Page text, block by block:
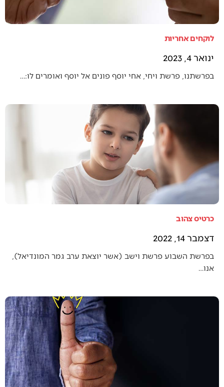
לוקחים אחריות
ינואר 4, 2023
בפרשתנו, פרשת ויחי, אחי יוסף פונים אל יוסף ואומרים לו:…
כרטיס צהוב
דצמבר 14, 2022
בפרשת השבוע פרשת וישב (אשר יוצאת ערב גמר המונדיאל),
אנו…